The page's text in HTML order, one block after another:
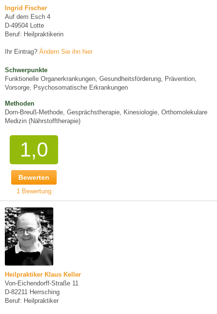
Ingrid Fischer
Auf dem Esch 4
D-49504 Lotte
Beruf: Heilpraktikerin
Ihr Eintrag? Ändern Sie ihn hier
Schwerpunkte
Funktionelle Organerkrankungen, Gesundheitsförderung, Prävention,
Vorsorge, Psychosomatische Erkrankungen
Methoden
Dorn-Breuß-Methode, Gesprächstherapie, Kinesiologie, Orthomolekulare
Medizin (Nährstofftherapie)
1,0
Bewerten
1 Bewertung
Heilpraktiker Klaus Keller
Von-Eichendorff-Straße 11
D-82211 Herrsching
Beruf: Heilpraktiker